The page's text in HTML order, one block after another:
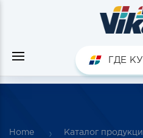
ГДЕ
Home Каталог